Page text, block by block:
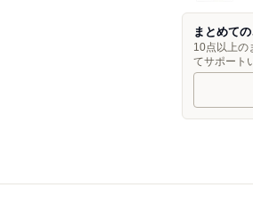
まとめて
10点以上の
てサポート